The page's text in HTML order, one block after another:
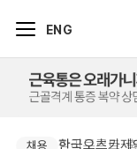
ENG
채용 팜리쿠르트-
채용